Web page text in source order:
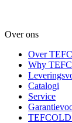
Over ons
Over
Why
Catalogi
Service
TEFCOLD